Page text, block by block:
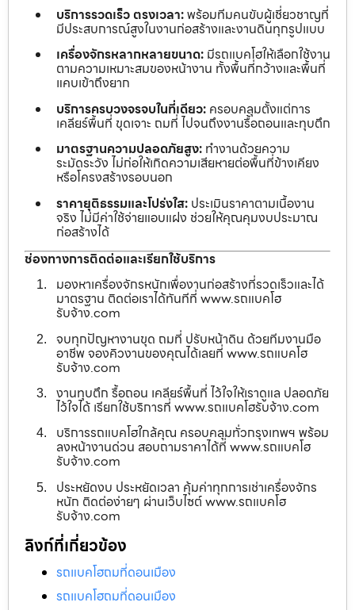
บริการรวดเร็ว ตรงเวลา:พร้อมทีมคนขับผู้เชี่ยวชาญที่
มีประสบการณ์สูงในงานก่อสร้างและงานดินทุกรูปแบบ
เครื่องจักรหลากหลายขนาด: มีรถแบคโฮให้เลือกใช้งาน
ตามความเหมาะสมของหน้างาน ทั้งพื้นที่กว้างและพื้นที่
แคบเข้าถึงยาก
บริการครบวงจรจบในที่เดียว: ครอบคลุมตั้งแต่การ
เคลียร์พื้นที่ ขุดเจาะ ถมที่ ไปจนถึงงานรื้อถอนและทุบตึก
มาตรฐานความปลอดภัยสูง: ทำงานด้วยความ
ระมัดระวัง ไม่ก่อให้เกิดความเสียหายต่อพื้นที่ข้างเคียง
หรือโครงสร้างรอบนอก
ราคายุติธรรมและโปร่งใส: ประเมินราคาตามเนื้องาน
จริง ไม่มีค่าใช้จ่ายแอบแฝง ช่วยให้คุณคุมงบประมาณ
ก่อสร้างได้
ช่องทางการติดต่อและเรียกใช้บริการ
มองหาเครื่องจักรหนักเพื่องานก่อสร้างที่รวดเร็วและได้
มาตรฐาน ติดต่อเราได้ทันทีที่ www.รถแบคโฮ
รับจ้าง.com
จบทุกปัญหางานขุด ถมที่ ปรับหน้าดิน ด้วยทีมงานมือ
อาชีพ จองคิวงานของคุณได้เลยที่ www.รถแบคโฮ
รับจ้าง.com
งานทุบตึก รื้อถอน เคลียร์พื้นที่ ไว้ใจให้เราดูแล ปลอดภัย
ไว้ใจได้ เรียกใช้บริการที่ www.รถแบคโฮรับจ้าง.com
บริการรถแบคโฮใกล้คุณ ครอบคลุมทั่วกรุงเทพฯ พร้อม
ลงหน้างานด่วน สอบถามราคาได้ที่ www.รถแบคโฮ
รับจ้าง.com
ประหยัดงบ ประหยัดเวลา คุ้มค่าทุกการเช่าเครื่องจักร
หนัก ติดต่อง่ายๆ ผ่านเว็บไซต์ www.รถแบคโฮ
รับจ้าง.com
ลิงก์ที่เกี่ยวข้อง
รถแบคโฮถมที่ดอนเมือง
รถแบคโฮถมที่ดอนเมือง